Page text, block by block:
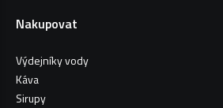
Nakupovat
Výdejníky vody
Káva
Sirupy